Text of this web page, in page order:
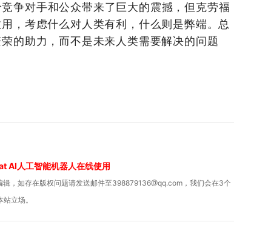
争对手和公众带来了巨大的震撼，但克劳福
，考虑什么对人类有利，什么则是弊端。总
的助力，而不是未来人类需要解决的问题
AI人工智能机器人在线使用
，如存在版权问题请发送邮件至398879136@qq.com，我们会在3个
立场。